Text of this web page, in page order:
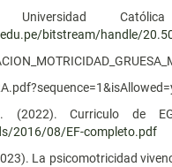
Universidad
bitstream/handle/
(2022). Curriculo de
2016/08/EF-completo.pdf
La psicomotricidad